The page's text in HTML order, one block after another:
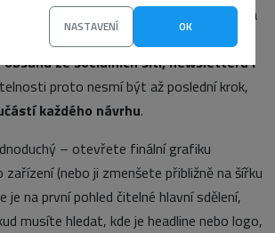
NASTAVENÍ OK
dobře na monitoru, velmi často selže na
na malých displejích se dnes
ze sociálních sítí, newsletterů i
proto nesmí být až poslední krok,
každého návrhu.
– otevřete finální grafiku
zařízení (nebo ji zmenšete přibližně na šířku
je na první pohled čitelné hlavní sdělení,
musíte hledat, kde je headline nebo logo,